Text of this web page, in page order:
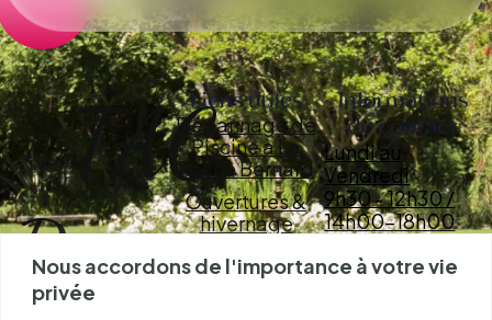
Nous accordons de l'importance à votre vie
privée
TAC
Piscines
Liens utiles
Dépannage de
Piscine à La
Roche Bernard
Ouvertures &
hivernage
Entretien
Informations
de contact
Lundi au
Vendredi
9h30 - 12h30 /
14h00-18h00
Dimanche